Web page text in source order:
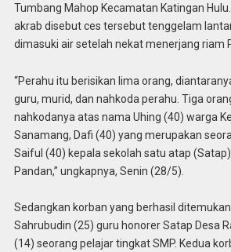
Tumbang Mahop Kecamatan Katingan
akrab disebut ces tersebut tenggelam
dimasuki air setelah nekat menerjang riam
“Perahu itu berisikan lima orang,
guru, murid, dan nahkoda perahu. Tiga
nahkodanya atas nama Uhing (40) warga
Sanamang, Dafi (40) yang merupakan
Saiful (40) kepala sekolah satu atap
Pandan,” ungkapnya, Senin (28/5).
Sedangkan korban yang berhasil
Sahrubudin (25) guru honorer Satap Desa
(14) seorang pelajar tingkat SMP. Kedua